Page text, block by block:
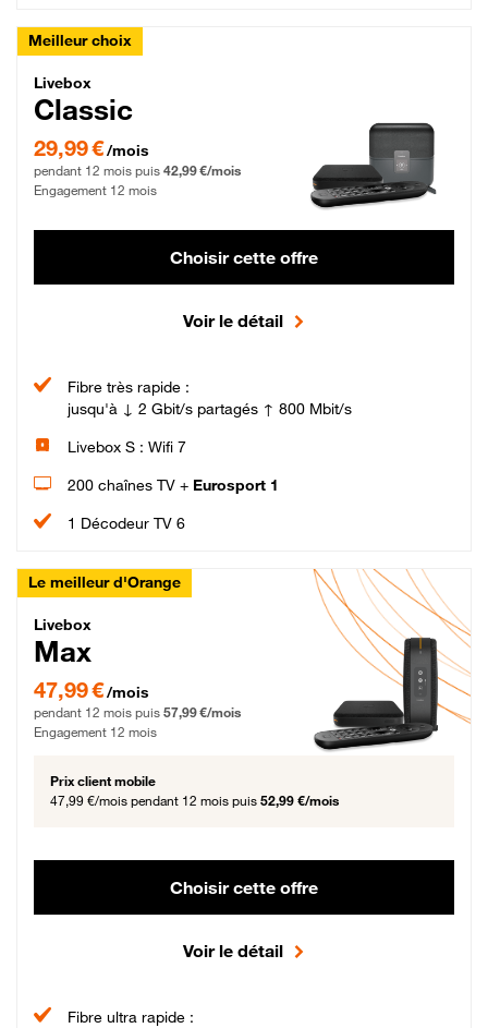
Meilleur choix
Livebox Classic Fibre
Livebox
Classic
29,99 € par mois pendant 12 mois puis 42,99 € par mois, Engagement 12 mois
29,99 €/mois
pendant 12 mois puis 42,99 €/mois
Engagement 12 mois
Choisir cette offre
Voir le détail
Fibre très rapide :
jusqu'à ↓ 2 Gbit/s partagés ↑ 800 Mbit/s
Livebox S : Wifi 7
200 chaînes TV + Eurosport 1
1 Décodeur TV 6
Le meilleur d'Orange
Livebox Max Fibre
Livebox
Max
47,99 € par mois pendant 12 mois puis 57,99 € par mois, Engagement 12 mois
47,99 €/mois
pendant 12 mois puis 57,99 €/mois
Engagement 12 mois
Prix client mobile
47,99 €/mois pendant 12 mois puis 52,99 €/mois
Choisir cette offre
Voir le détail
Fibre ultra rapide :